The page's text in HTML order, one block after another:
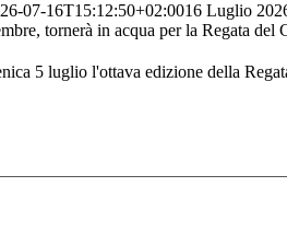
07-16T15:12:50+02:0016 Luglio
tornerà in acqua per la Regata del
5 luglio l'ottava edizione della